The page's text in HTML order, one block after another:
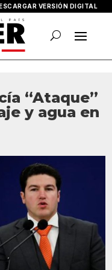
VERSIÓN DIGITAL
“Ataque”
y agua en